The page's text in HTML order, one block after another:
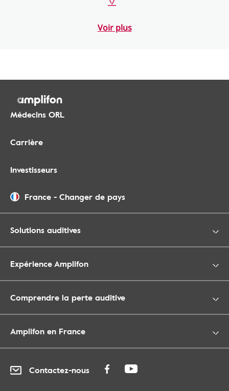
Voir plus
Médecins ORL
Carrière
Investisseurs
France - Changer de pays
Solutions auditives
Expérience Amplifon
Comprendre la perte auditive
Amplifon en France
Contactez-nous